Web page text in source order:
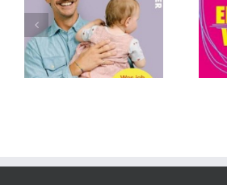
Was Sie (wirklich)
über Erziehung
wissen müssen
von Tillman
Prüfer